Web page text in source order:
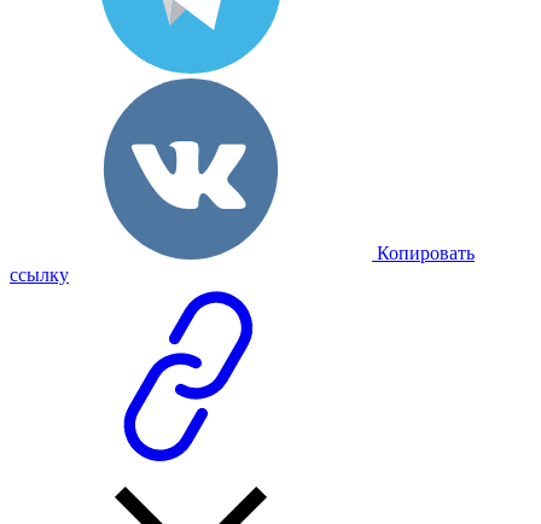
Копировать
ссылку